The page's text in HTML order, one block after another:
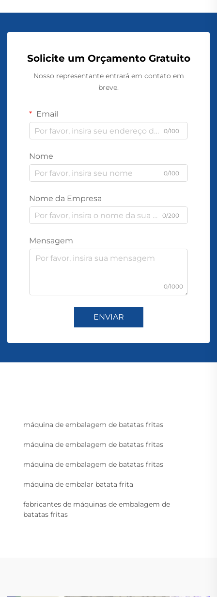
Solicite um Orçamento Gratuito
Nosso representante entrará em contato em
breve.
Email
0/100
Nome
0/100
Nome da Empresa
0/200
Mensagem
0/1000
ENVIAR
máquina de embalagem de batatas fritas
máquina de embalagem de batatas fritas
máquina de embalagem de batatas fritas
máquina de embalar batata frita
fabricantes de máquinas de embalagem de
batatas fritas